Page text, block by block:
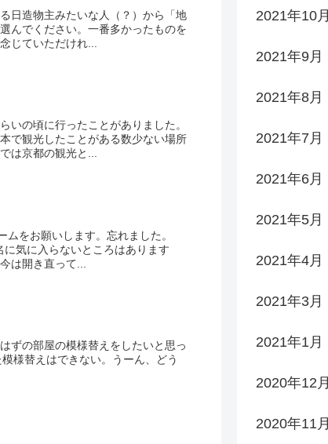
日造物主みたいな人（？）から「地
んでください。一番多かったものを
じていただけれ...
いの頃に行ったことがありました。
で観光したことがある数少ない場所
は京都の観光と...
をお願いします。忘れました。
気に入らないところはあります
は開き直って...
ずの部屋の模様替えをしたいと思っ
様替えはできない。うーん、どう
2021年10月
2021年9月
2021年8月
2021年7月
2021年6月
2021年5月
2021年4月
2021年3月
2021年1月
2020年12月
2020年11月